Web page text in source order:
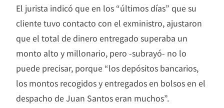
El jurista indicó que en los “últimos días” que su
cliente tuvo contacto con el exministro, ajustaron
que el total de dinero entregado superaba un
monto alto y millonario, pero -subrayó- no lo
puede precisar, porque “los depósitos bancarios,
los montos recogidos y entregados en bolsos en el
despacho de Juan Santos eran muchos”.